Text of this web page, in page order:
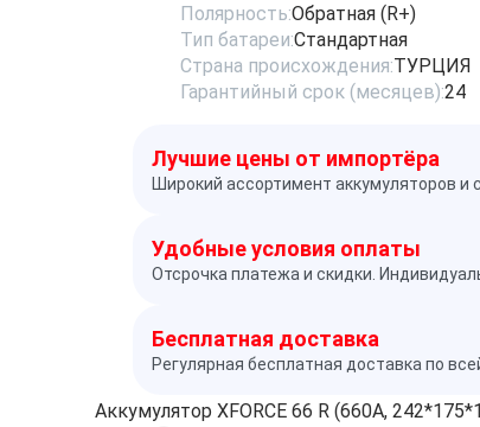
Полярность:Обратная (R+)
Тип батареи:Стандартная
Страна происхождения:ТУРЦИЯ
Гарантийный срок (месяцев):24
Лучшие цены от импортёра
Широкий ассортимент аккумуляторов и
Удобные условия оплаты
Отсрочка платежа и скидки.
Бесплатная доставка
Регулярная бесплатная доставка по
Аккумулятор XFORCE 66 R (660A,